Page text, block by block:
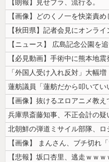
【朗報】見せブラ、流行る。
【画像】どのくノ一を快楽責
「外国人受け入れ反対」大幅
【画像】抜けるヱロアニメ教
兵庫県斎藤知事、不正会計の
【悲報】坂口杏里、逃走ｗｗ